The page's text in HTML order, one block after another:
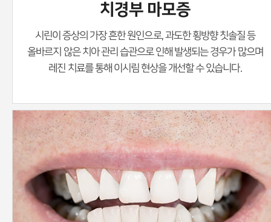
치경부 마모증
시린이 증상의 가장 흔한 원인으로, 과도한 횡방향 칫솔질 등
올바르지 않은 치아 관리 습관으로 인해 발생되는 경우가 많으며
레진 치료를 통해 이시림 현상을 개선할 수 있습니다.